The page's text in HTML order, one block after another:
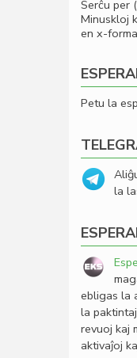
Serĉu per
Minuskloj
en x-
Petu la
la
ebligas la
la
revuoj kaj
aktivaĵoj